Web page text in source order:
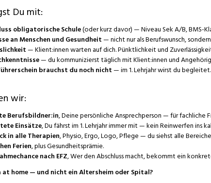
Du mit:
obligatorische Schule(oder kurz davor) — Niveau Sek A/B, BMS-
an Menschen und Gesundheit— nicht nur als Berufswunsch,
— Klient:innen warten auf dich. Pünktlichkeit und
— du kommunizierst täglich mit Klient:innen und
brauchst du noch nicht— im 1. Lehrjahr wirst du
wir:
Berufsbildner:in, Deine persönliche Ansprechperson — für fachliche
Einsätze, Du fährst im 1. Lehrjahr immer mit — kein Reinwerfen ins
in alle Therapien, Physio, Ergo, Logo, Pflege — du siehst alle
Ferien, plus Gesundheitsprämie.
nach EFZ, Wer den Abschluss macht, bekommt ein
at home — und nicht ein Altersheim oder Spital?